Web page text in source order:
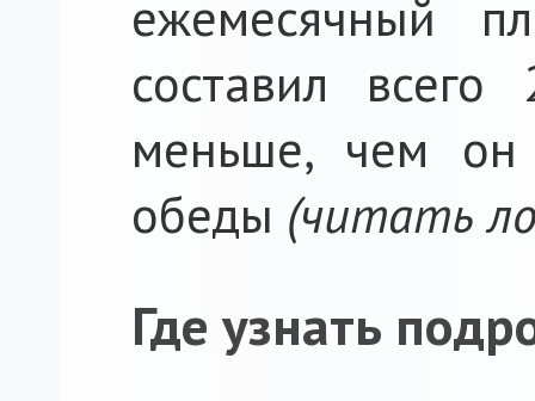
ежемесячный
составил
меньше, чем
обеды (читать
Где узнать